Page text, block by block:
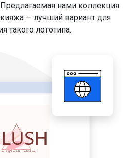
нами коллекция
— лучший вариант для
такого логотипа.